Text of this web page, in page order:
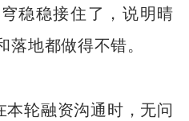
稳稳接住了，说明晴
地都做得不错。
轮融资沟通时，无问